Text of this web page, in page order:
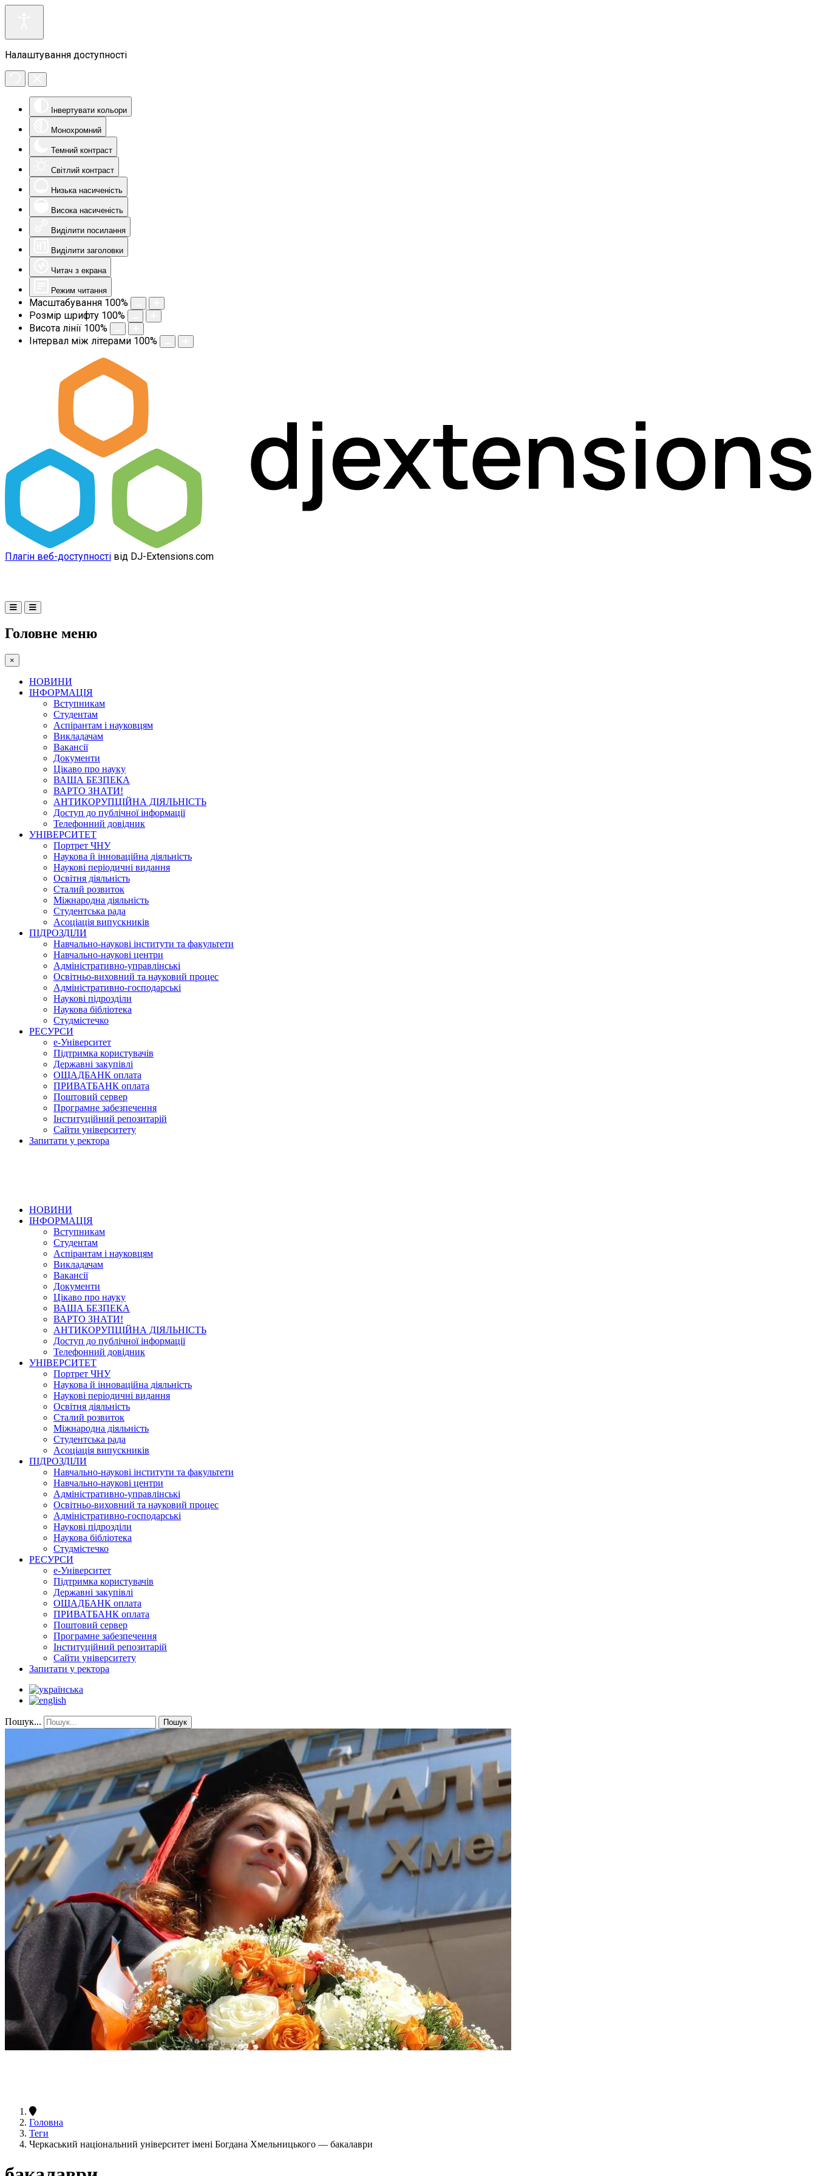
Налаштування доступності
Інвертувати кольори
Монохромний
Темний контраст
Світлий контраст
Низька насиченість
Висока насиченість
Виділити посилання
Виділити заголовки
Читач з екрана
Режим читання
Масштабування 100%
Розмір шрифту 100%
Висота лінії 100%
Інтервал між літерами 100%
Плагін веб-доступності від DJ-Extensions.com
Головне меню
×
НОВИНИ
ІНФОРМАЦІЯ
Вступникам
Студентам
Аспірантам і науковцям
Викладачам
Вакансії
Документи
Цікаво про науку
ВАША БЕЗПЕКА
ВАРТО ЗНАТИ!
АНТИКОРУПЦІЙНА ДІЯЛЬНІСТЬ
Доступ до публічної інформації
Телефонний довідник
УНІВЕРСИТЕТ
Портрет ЧНУ
Наукова й інноваційна діяльність
Наукові періодичні видання
Освітня діяльність
Сталий розвиток
Міжнародна діяльність
Студентська рада
Асоціація випускників
ПІДРОЗДІЛИ
Навчально-наукові інститути та факультети
Навчально-наукові центри
Адміністративно-управлінські
Освітньо-виховний та науковий процес
Адміністративно-господарські
Наукові підрозділи
Наукова бібліотека
Студмістечко
РЕСУРСИ
е-Університет
Підтримка користувачів
Державні закупівлі
ОЩАДБАНК оплата
ПРИВАТБАНК оплата
Поштовий сервер
Програмне забезпечення
Інституційний репозитарій
Сайти університету
Запитати у ректора
НОВИНИ
ІНФОРМАЦІЯ
Вступникам
Студентам
Аспірантам і науковцям
Викладачам
Вакансії
Документи
Цікаво про науку
ВАША БЕЗПЕКА
ВАРТО ЗНАТИ!
АНТИКОРУПЦІЙНА ДІЯЛЬНІСТЬ
Доступ до публічної інформації
Телефонний довідник
УНІВЕРСИТЕТ
Портрет ЧНУ
Наукова й інноваційна діяльність
Наукові періодичні видання
Освітня діяльність
Сталий розвиток
Міжнародна діяльність
Студентська рада
Асоціація випускників
ПІДРОЗДІЛИ
Навчально-наукові інститути та факультети
Навчально-наукові центри
Адміністративно-управлінські
Освітньо-виховний та науковий процес
Адміністративно-господарські
Наукові підрозділи
Наукова бібліотека
Студмістечко
РЕСУРСИ
е-Університет
Підтримка користувачів
Державні закупівлі
ОЩАДБАНК оплата
ПРИВАТБАНК оплата
Поштовий сервер
Програмне забезпечення
Інституційний репозитарій
Сайти університету
Запитати у ректора
Пошук... Пошук
Головна
Теги
Черкаський національний університет імені Богдана Хмельницького — бакалаври